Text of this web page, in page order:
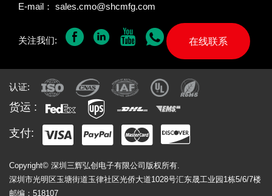
E-mail： sales.cmo@shcmfg.com
关注我们: 在线联系
认证:
货运 :
支付:
Copyright© 深圳三辉弘创电子有限公司版权所有.
深圳市光明区玉塘街道玉律社区光侨大道1028号汇东晟工业园1栋5/6/7楼
邮编：518107